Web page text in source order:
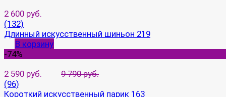
2 600 руб.
(132)
Длинный искусственный шиньон 219
В корзину
-74%
2 590 руб.
9 790 руб.
(96)
Короткий искусственный парик 163